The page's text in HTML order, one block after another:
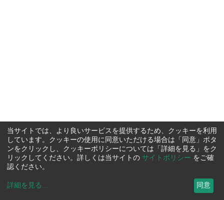
当サイトでは、より良いサービスを提供するため、クッキーを利用
しています。クッキーの使用に同意いただける場合は「同意」ボタ
ンをクリックし、クッキーポリシーについては「詳細を見る」をク
リックしてください。詳しくは当サイトの サイトポリシー をご確
認ください。
詳細を見る ... 同意